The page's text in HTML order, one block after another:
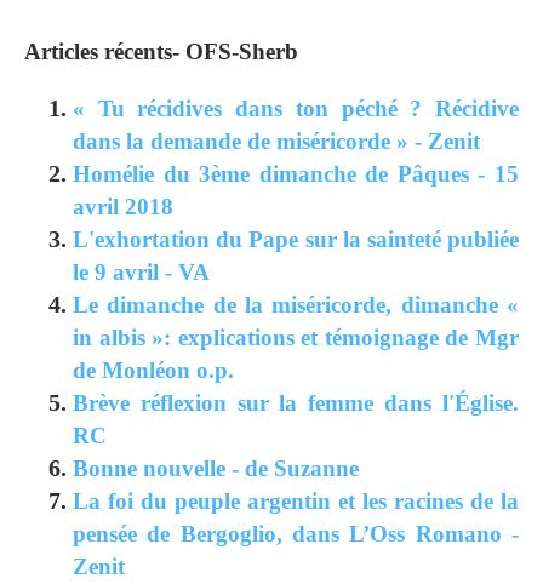
Articles récents- OFS-Sherb
« Tu récidives dans ton péché ? Récidive
dans la demande de miséricorde » - Zenit
Homélie du 3ème dimanche de Pâques - 15
avril 2018
L'exhortation du Pape sur la sainteté publiée
le 9 avril - VA
Le dimanche de la miséricorde, dimanche «
in albis »: explications et témoignage de Mgr
de Monléon o.p.
Brève réflexion sur la femme dans l'Église.
RC
Bonne nouvelle - de Suzanne
La foi du peuple argentin et les racines de la
pensée de Bergoglio, dans L’Oss Romano -
Zenit